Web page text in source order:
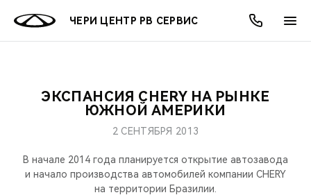
ЧЕРИ ЦЕНТР РВ СЕРВИС
МОДЕЛИ
КРОССОВЕРЫ
ПОКУПАТЕЛЯМ
КРЕДИТ И СТРАХОВАНИЕ
ВЛАДЕЛЬЦАМ
ЗАПЧАСТИ И АКСЕССУАРЫ
МИР CHERY
О БРЕНДЕ
АКЦИИ
ОНЛАЙН СЕРВИСЫ
КРЕДИТ
О КОМПАНИИ
МЫ В СОЦСЕТЯХ
ЭКСПАНСИЯ CHERY НА РЫНКЕ
ЮЖНОЙ АМЕРИКИ
2 СЕНТЯБРЯ 2013
В начале 2014 года планируется открытие автозавода
и начало производства автомобилей компании CHERY
на территории Бразилии.